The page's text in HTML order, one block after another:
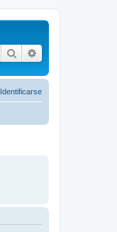
Buscar
Identificarse